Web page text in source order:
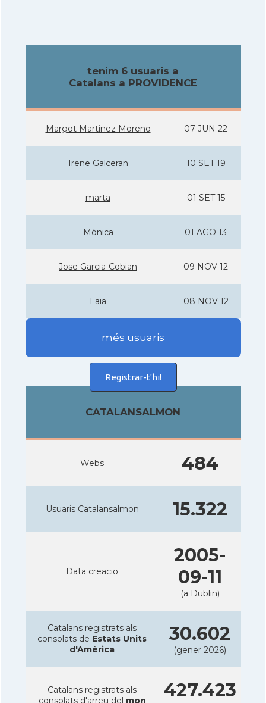
tenim 6 usuaris a
Catalans a PROVIDENCE
Margot Martinez Moreno 07 JUN 22
Irene Galceran 10 SET 19
marta 01 SET 15
Mònica 01 AGO 13
Jose Garcia-Cobian 09 NOV 12
Laia 08 NOV 12
més usuaris
Registrar-t'hi!
CATALANSALMON
Webs 484
Usuaris Catalansalmon 15.322
Data creacio
2005-
09-11
(a Dublin)
Catalans registrats als
consolats de Estats Units
d'Amèrica
30.602
(gener 2026)
Catalans registrats als
consolats d'arreu del mon 427.423